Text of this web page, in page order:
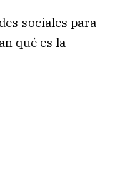
sociales para
qué es la